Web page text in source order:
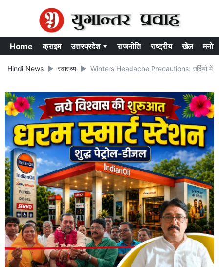
Home क्राइम उत्तरप्रदेश ▾ राजनीति राष्ट्रीय खेल
Hindi News स्वास्थ्य Winters Headache Precautions: सर्दियों में